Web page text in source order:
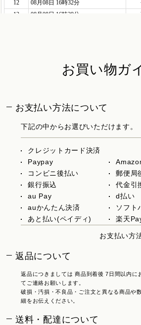
お買い物ガ
お支払い方法について
下記の中からお選びいただけます。
クレジットカード決済
Paypay
コンビニ後払い
郵便局
銀行振込
代金引
au Pay
d払い
auかんたん決済
ソフト
あと払い(ペイディ)
楽天
お支払い方
返品について
返品につきましては 商品到着後 7日間以内に
てご連絡お願いします。
破損・汚損・不良品・ご注文と異なる商品や
細をお伝えください。
送料・配達について